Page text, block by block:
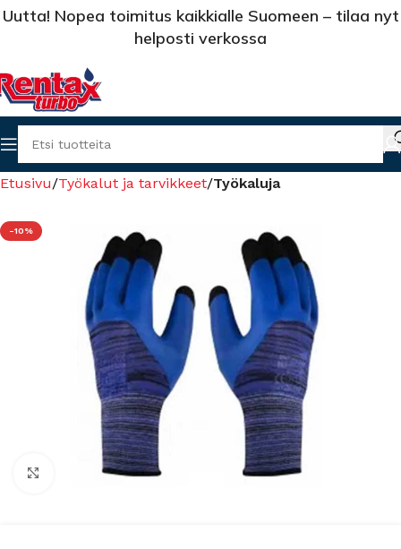
Uutta! Nopea toimitus kaikkialle Suomeen – tilaa nyt
helposti verkossa
Etusivu Työkalut ja tarvikkeet Työkaluja
-10%
Click to enlarge